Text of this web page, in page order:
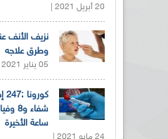
20 أبريل 2021 |
نزيف الأنف
وطرق علاجه
05 يناير 2021 |
ساعة الأخيرة
24 مايو 2021 |